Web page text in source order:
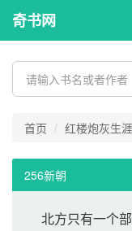
奇书网
首页 红楼炮灰生涯
256新朝
北方只有一个